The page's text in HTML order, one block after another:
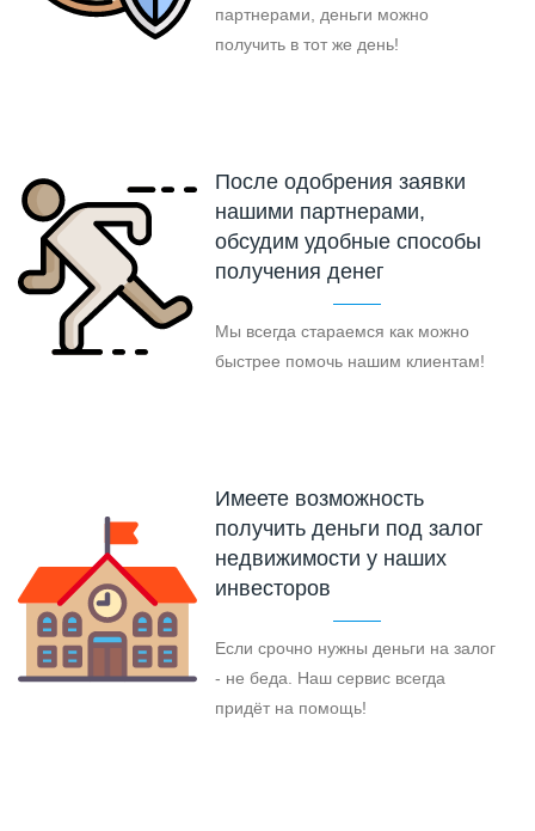
партнерами, деньги можно
получить в тот же день!
После одобрения заявки
нашими партнерами,
обсудим удобные способы
получения денег
Мы всегда стараемся как можно
быстрее помочь нашим клиентам!
Имеете возможность
получить деньги под залог
недвижимости у наших
инвесторов
Если срочно нужны деньги на залог
- не беда. Наш сервис всегда
придёт на помощь!